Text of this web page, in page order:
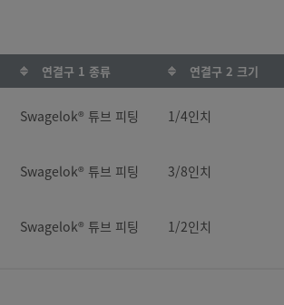
연결구 1 종류 연결구 2 크기
Swagelok® 튜브 피팅 1/4인치
Swagelok® 튜브 피팅 3/8인치
Swagelok® 튜브 피팅 1/2인치